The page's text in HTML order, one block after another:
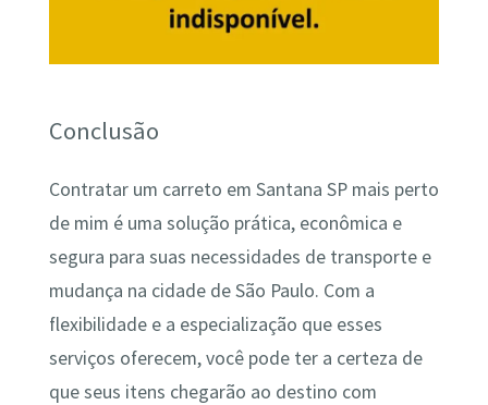
Conclusão
Contratar um carreto em Santana SP mais perto
de mim é uma solução prática, econômica e
segura para suas necessidades de transporte e
mudança na cidade de São Paulo. Com a
flexibilidade e a especialização que esses
serviços oferecem, você pode ter a certeza de
que seus itens chegarão ao destino com